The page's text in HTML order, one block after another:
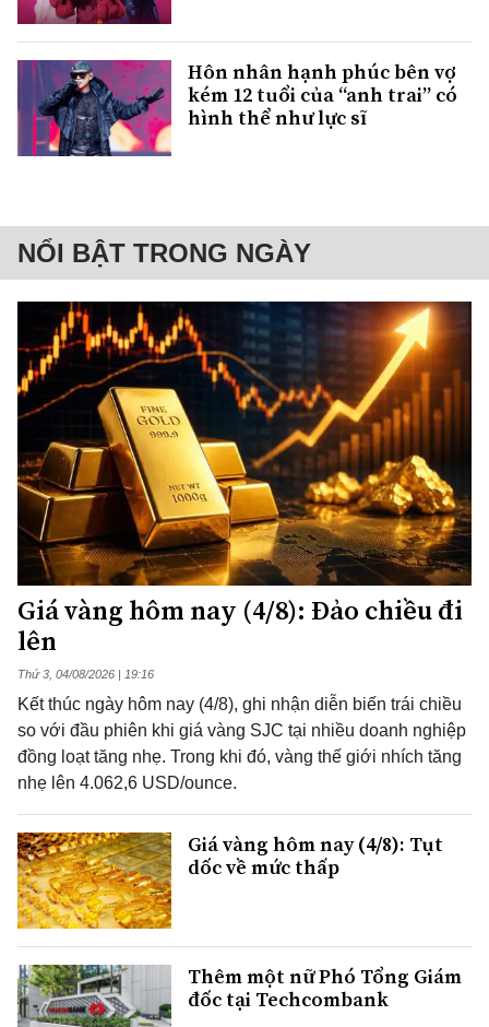
Hôn nhân hạnh phúc bên vợ
kém 12 tuổi của “anh trai” có
hình thể như lực sĩ
NỔI BẬT TRONG NGÀY
Giá vàng hôm nay (4/8): Đảo chiều đi
lên
Thứ 3, 04/08/2026 | 19:16
Kết thúc ngày hôm nay (4/8), ghi nhận diễn biến trái chiều
so với đầu phiên khi giá vàng SJC tại nhiều doanh nghiệp
đồng loạt tăng nhẹ. Trong khi đó, vàng thế giới nhích tăng
nhẹ lên 4.062,6 USD/ounce.
Giá vàng hôm nay (4/8): Tụt
dốc về mức thấp
Thêm một nữ Phó Tổng Giám
đốc tại Techcombank